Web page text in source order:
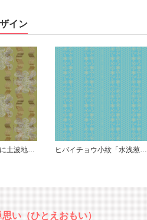
イン
縄文小紋「灰文様に土波地其の二」鯨尺 ヒバイチョウ小紋「水浅葱色」鯨尺
思い（ひとえおもい）